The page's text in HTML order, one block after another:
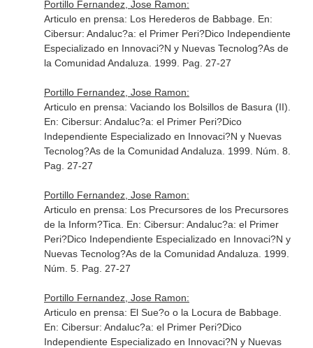
Portillo Fernandez, Jose Ramon:
Articulo en prensa: Los Herederos de Babbage. En:
Cibersur: Andaluc?a: el Primer Peri?Dico Independiente
Especializado en Innovaci?N y Nuevas Tecnolog?As de
la Comunidad Andaluza . 1999. Pag. 27-27
Portillo Fernandez, Jose Ramon:
Articulo en prensa: Vaciando los Bolsillos de Basura (II).
En: Cibersur: Andaluc?a: el Primer Peri?Dico
Independiente Especializado en Innovaci?N y Nuevas
Tecnolog?As de la Comunidad Andaluza . 1999. Núm. 8.
Pag. 27-27
Portillo Fernandez, Jose Ramon:
Articulo en prensa: Los Precursores de los Precursores
de la Inform?Tica. En: Cibersur: Andaluc?a: el Primer
Peri?Dico Independiente Especializado en Innovaci?N y
Nuevas Tecnolog?As de la Comunidad Andaluza . 1999.
Núm. 5. Pag. 27-27
Portillo Fernandez, Jose Ramon:
Articulo en prensa: El Sue?o o la Locura de Babbage.
En: Cibersur: Andaluc?a: el Primer Peri?Dico
Independiente Especializado en Innovaci?N y Nuevas